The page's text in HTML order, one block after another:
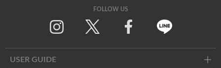
FOLLOW US
USER GUIDE